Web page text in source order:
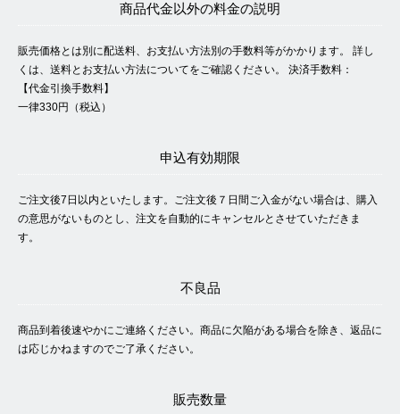
商品代金以外の料金の説明
販売価格とは別に配送料、お支払い方法別の手数料等がかかります。 詳し
くは、送料とお支払い方法についてをご確認ください。 決済手数料：
【代金引換手数料】
一律330円（税込）
申込有効期限
ご注文後7日以内といたします。ご注文後７日間ご入金がない場合は、購入
の意思がないものとし、注文を自動的にキャンセルとさせていただきま
す。
不良品
商品到着後速やかにご連絡ください。商品に欠陥がある場合を除き、返品に
は応じかねますのでご了承ください。
販売数量